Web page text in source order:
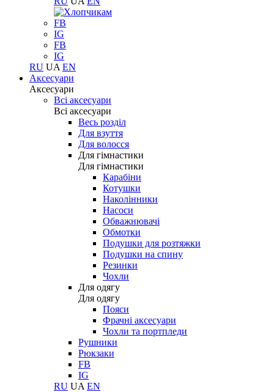
FB
IG
FB
IG
RU UA EN
Аксесуари
Аксесуари
Всі аксесуари
Всі аксесуари
Весь розділ
Для взуття
Для волосся
Для гімнастики
Для гімнастики
Карабіни
Котушки
Наколінники
Насоси
Обважнювачі
Обмотки
Подушки для розтяжки
Подушки на спину
Резинки
Чохли
Для одягу
Для одягу
Пояси
Фрачні аксесуари
Чохли та портпледи
Рушники
Рюкзаки
FB
IG
RU UA EN